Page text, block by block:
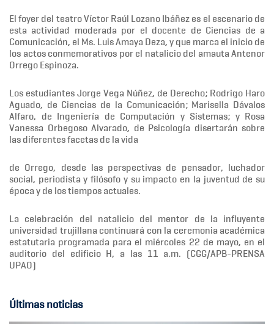
El foyer del teatro Víctor Raúl Lozano Ibáñez es el escenario de
esta actividad moderada por el docente de Ciencias de a
Comunicación, el Ms. Luis Amaya Deza, y que marca el inicio de
los actos conmemorativos por el natalicio del amauta Antenor
Orrego Espinoza.
Los estudiantes Jorge Vega Núñez, de Derecho; Rodrigo Haro
Aguado, de Ciencias de la Comunicación; Marisella Dávalos
Alfaro, de Ingeniería de Computación y Sistemas; y Rosa
Vanessa Orbegoso Alvarado, de Psicología disertarán sobre
las diferentes facetas de la vida
de Orrego, desde las perspectivas de pensador, luchador
social, periodista y filósofo y su impacto en la juventud de su
época y de los tiempos actuales.
La celebración del natalicio del mentor de la influyente
universidad trujillana continuará con la ceremonia académica
estatutaria programada para el miércoles 22 de mayo, en el
auditorio del edificio H, a las 11 a.m. (CGG/APB-PRENSA
UPAO)
Últimas noticias